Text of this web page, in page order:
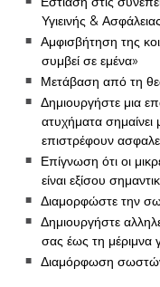
Υγιεινής & Ασφάλειας
Αμφισβήτηση της
συμβεί σε εμένα»
Μετάβαση από τη
Δημιουργήστε μια
ατυχήματα σημαίνει
επιστρέφουν
Επίγνωση ότι οι
είναι εξίσου
Διαμορφώστε την
Δημιουργήστε
σας έως τη μέριμνα
Διαμόρφωση